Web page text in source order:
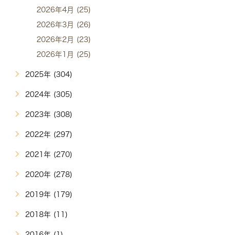
2026年4月 (25)
2026年3月 (26)
2026年2月 (23)
2026年1月 (25)
2025年 (304)
2024年 (305)
2023年 (308)
2022年 (297)
2021年 (270)
2020年 (278)
2019年 (179)
2018年 (11)